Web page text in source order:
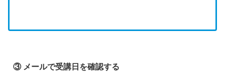
③ メールで受講日を確認する